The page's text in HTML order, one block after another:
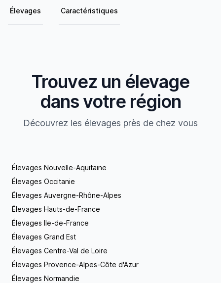
Élevages Caractéristiques
Trouvez un élevage
dans votre région
Découvrez les élevages près de chez vous
Élevages Nouvelle-Aquitaine
Élevages Occitanie
Élevages Auvergne-Rhône-Alpes
Élevages Hauts-de-France
Élevages Ile-de-France
Élevages Grand Est
Élevages Centre-Val de Loire
Élevages Provence-Alpes-Côte d'Azur
Élevages Normandie